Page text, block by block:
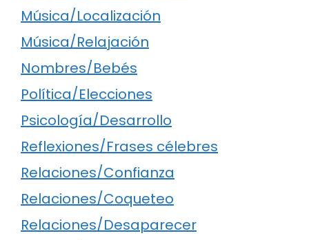
Música/Localización
Música/Relajación
Nombres/Bebés
Política/Elecciones
Psicología/Desarrollo
Reflexiones/Frases célebres
Relaciones/Confianza
Relaciones/Coqueteo
Relaciones/Desaparecer